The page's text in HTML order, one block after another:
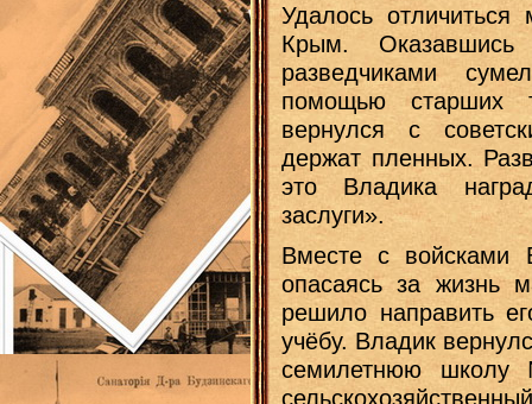
Удалось
Крым.
разведчиками
помощью старших
вернулся с
держат пленных.
это Владика
заслуги».
Вместе с войсками
опасаясь за жизнь
решило направить
учёбу. Владик
семилетнюю